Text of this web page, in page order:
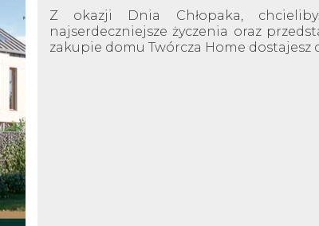
Z okazji Dnia Chłopaka,
najserdeczniejsze życzenia oraz
zakupie domu Twórcza Home dostajesz